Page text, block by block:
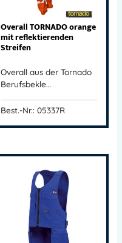
Overall TORNADO orange
mit reflektierenden
Streifen
Overall aus der Tornado
Berufsbekle…
Best.-Nr.: 05337R